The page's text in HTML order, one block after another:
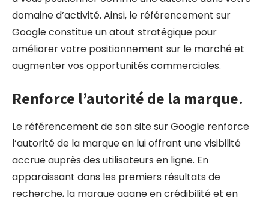
domaine d’activité. Ainsi, le référencement sur
Google constitue un atout stratégique pour
améliorer votre positionnement sur le marché et
augmenter vos opportunités commerciales.
Renforce l’autorité de la marque.
Le référencement de son site sur Google renforce
l’autorité de la marque en lui offrant une visibilité
accrue auprès des utilisateurs en ligne. En
apparaissant dans les premiers résultats de
recherche, la marque gagne en crédibilité et en